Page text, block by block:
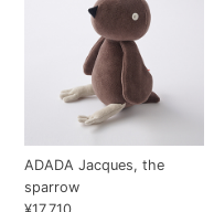
ADADA Jacques, the
sparrow